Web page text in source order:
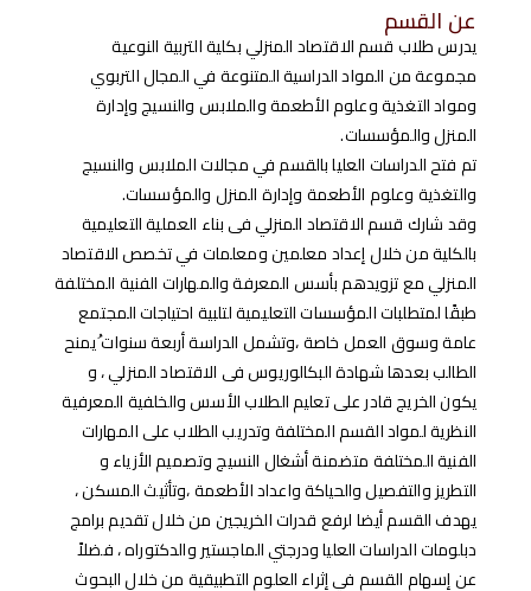
عن القسم
يدرس طلاب قسم الاقتصاد المنزلي بكلية التربية النوعية
مجموعة من المواد الدراسية المتنوعة في المجال التربوي
ومواد التغذية وعلوم الأطعمة والملابس والنسيج وإدارة
المنزل والمؤسسات.
تم فتح الدراسات العليا بالقسم في مجالات الملابس والنسيج
والتغذية وعلوم الأطعمة وإدارة المنزل والمؤسسات.
وقد شارك قسم الاقتصاد المنزلي فى بناء العملية التعليمية
بالكلية من خلال إعداد معلمين ومعلمات في تخصص الاقتصاد
المنزلي مع تزويدهم بأسس المعرفة والمهارات الفنية المختلفة
طبقًا لمتطلبات المؤسسات التعليمية لتلبية احتياجات المجتمع
عامة وسوق العمل خاصة ،وتشمل الدراسة أربعة سنوات ُيمنح
الطالب بعدها شهادة البكالوريوس فى الاقتصاد المنزلي ، و
يكون الخريج قادر على تعليم الطلاب الأسس والخلفية المعرفية
النظرية لمواد القسم المختلفة وتدريب الطلاب على المهارات
الفنية المختلفة متضمنة أشغال النسيج وتصميم الأزياء و
التطريز والتفصيل والحياكة واعداد الأطعمة ،وتأثيث المسكن ،
يهدف القسم أيضا لرفع قدرات الخريجين من خلال تقديم برامج
دبلومات الدراسات العليا ودرجتي الماجستير والدكتوراه ، فضلاً
عن إسهام القسم في إثراء العلوم التطبيقية من خلال البحوث